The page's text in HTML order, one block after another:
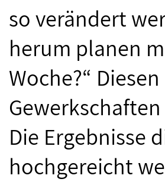
so verändert
herum planen
Woche?“
Die Ergebnisse
hochgereicht